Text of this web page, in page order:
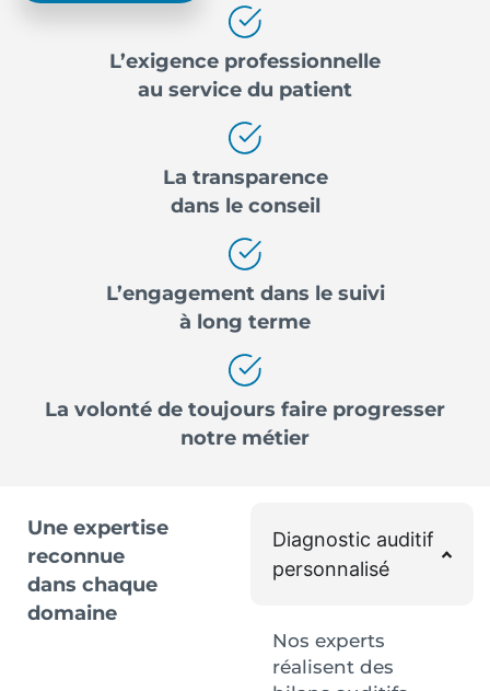
L’exigence professionnelle
au service du patient
La transparence
dans le conseil
L’engagement dans le suivi
à long terme
La volonté de toujours faire progresser
notre métier
Une expertise
reconnue
dans chaque
domaine
Diagnostic auditif
personnalisé
Nos experts
réalisent des